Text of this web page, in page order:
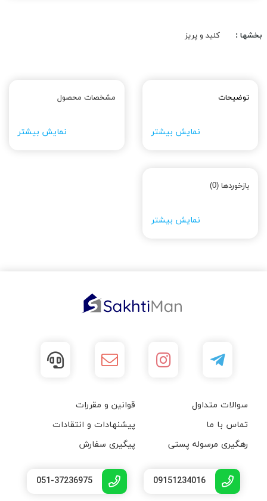
بخشها : کلید و پریز
توضیحات
نمایش بیشتر
مشخصات محصول
نمایش بیشتر
بازخوردها (0)
نمایش بیشتر
سوالات متداول
قوانین و مقررات
تماس با ما
پیشنهادات و انتقادات
رهگیری مرسوله پستی
پیگیری سفارش
09151234016
051-37236975